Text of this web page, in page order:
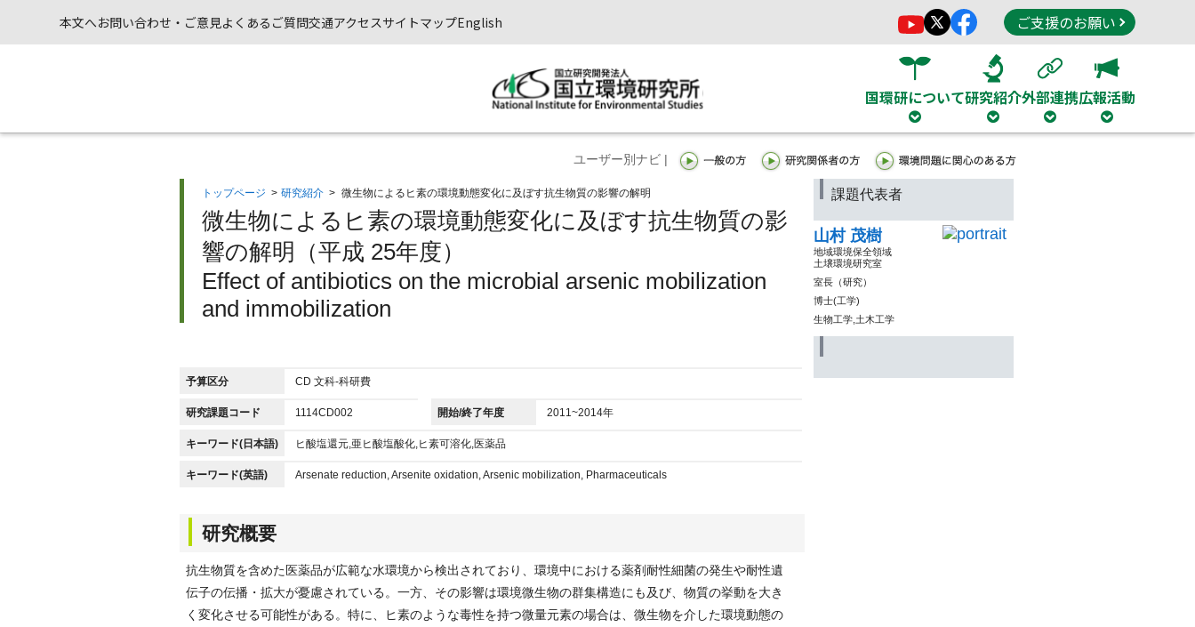
本文へお問い合わせ・ご意見よくあるご質問交通アクセスサイトマップEnglish ご支援のお願い
国環研について研究紹介外部連携広報活動
ユーザー別ナビ |
トップページ > 研究紹介 > 微生物によるヒ素の環境動態変化に及ぼす抗生物質の影響の解明
微生物によるヒ素の環境動態変化に及ぼす抗生物質の影
響の解明（平成 25年度）
Effect of antibiotics on the microbial arsenic mobilization
and immobilization
予算区分 CD 文科-科研費
研究課題コード 1114CD002 開始/終了年度 2011~2014年
キーワード(日本語) ヒ酸塩還元,亜ヒ酸塩酸化,ヒ素可溶化,医薬品
キーワード(英語) Arsenate reduction, Arsenite oxidation, Arsenic mobilization, Pharmaceuticals
研究概要
抗生物質を含めた医薬品が広範な水環境から検出されており、環境中における薬剤耐性細菌の発生や耐性遺
伝子の伝播・拡大が憂慮されている。一方、その影響は環境微生物の群集構造にも及び、物質の挙動を大き
く変化させる可能性がある。特に、ヒ素のような毒性を持つ微量元素の場合は、微生物を介した環境動態の
課題代表者
山村 茂樹
地域環境保全領域
土壌環境研究室
室長（研究）
博士(工学)
生物工学,土木工学